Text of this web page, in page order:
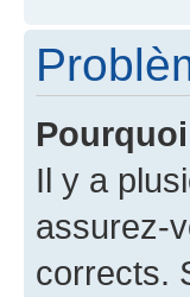
Il y a
assurez-
corrects.